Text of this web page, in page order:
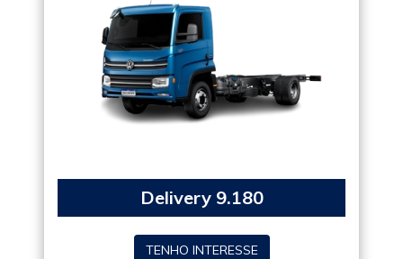
Delivery 9.180
TENHO INTERESSE